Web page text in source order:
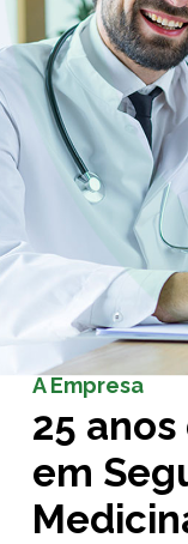
A Empresa
25
em